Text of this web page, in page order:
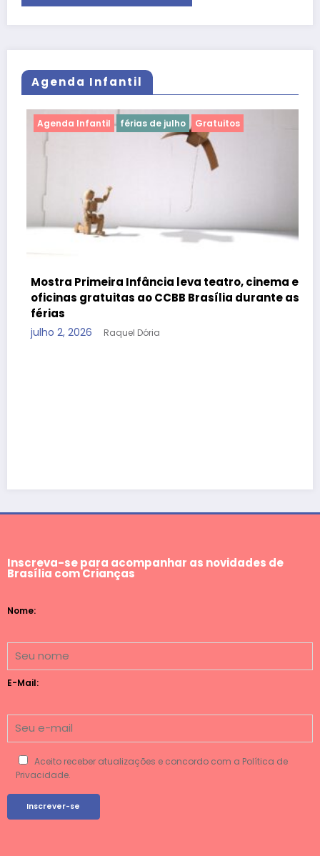
Agenda Infantil
cinema e
as
Agenda Infantil shopping
Inscreva-se para acompanhar as novidades de
Brasília com Crianças
Nome:
E-Mail:
Aceito receber atualizações e concordo com a Política de
Privacidade.